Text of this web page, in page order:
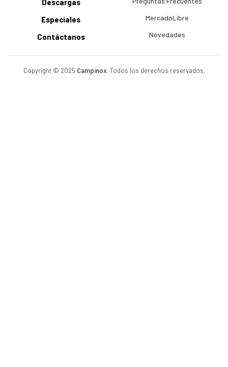
Descargas
Especiales
Contáctanos
MercadoLibre
Novedades
Copyright © 2025 Campinox. Todos los derechos reservados.